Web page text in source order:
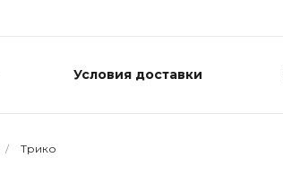
Условия доставки
/ Трико